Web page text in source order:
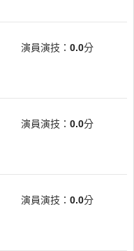
演員演技： 0.0分
演員演技： 0.0分
演員演技： 0.0分